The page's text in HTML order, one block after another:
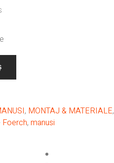
, MONTAJ & MATERIALE,
Foerch, manusi